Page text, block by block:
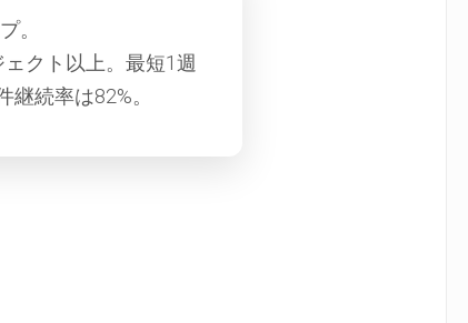
。
クト以上。最短1週
続率は82%。